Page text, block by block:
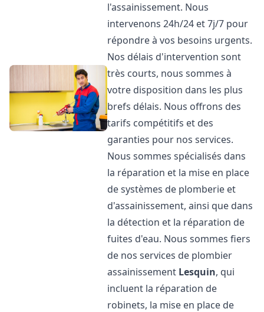
l'assainissement. Nous
intervenons 24h/24 et 7j/7 pour
répondre à vos besoins urgents.
Nos délais d'intervention sont
très courts, nous sommes à
votre disposition dans les plus
brefs délais. Nous offrons des
tarifs compétitifs et des
garanties pour nos services.
Nous sommes spécialisés dans
la réparation et la mise en place
de systèmes de plomberie et
d'assainissement, ainsi que dans
la détection et la réparation de
fuites d'eau. Nous sommes fiers
de nos services de plombier
assainissement Lesquin, qui
incluent la réparation de
robinets, la mise en place de